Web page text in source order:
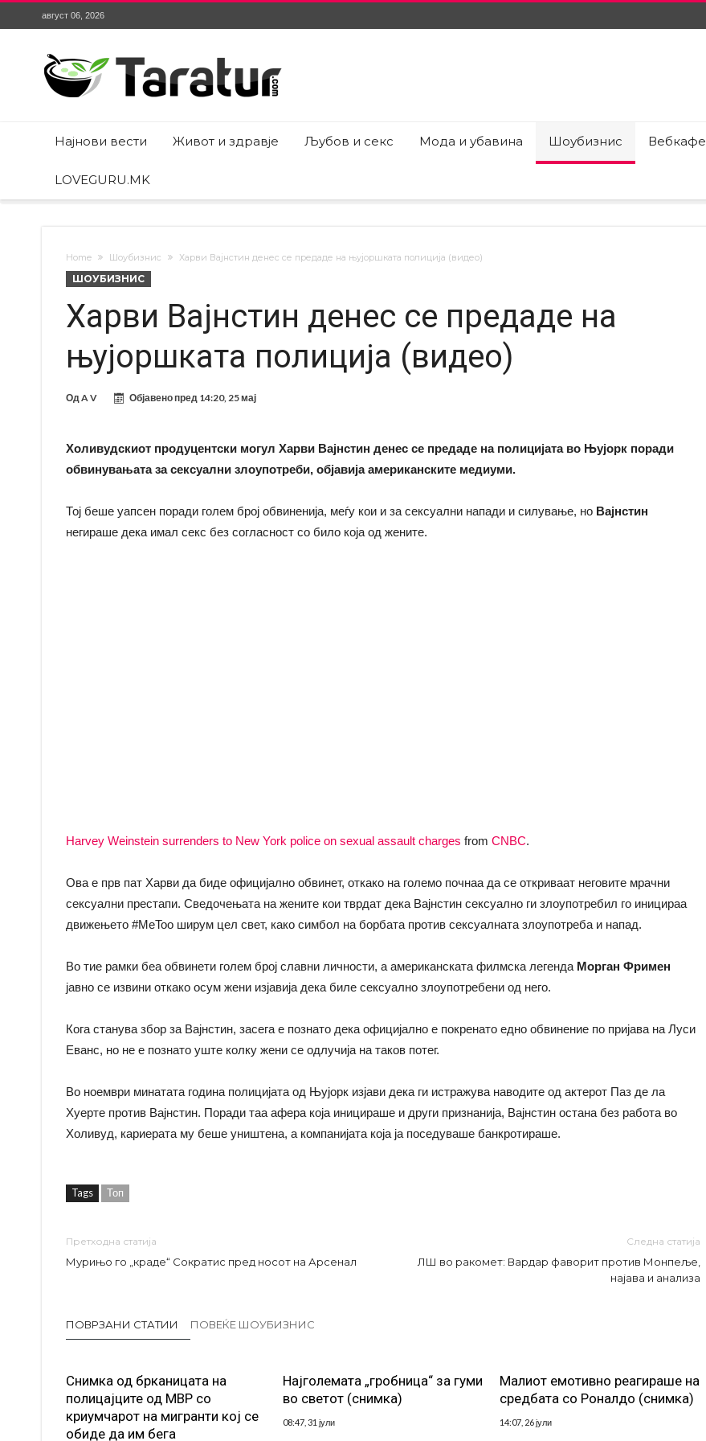
август 06, 2026
Најнови вести Живот и здравје Љубов и секс Мода и убавина Шоубизнис Вебкафе
LOVEGURU.MK
Home Шоубизнис Харви Вајнстин денес се предаде на њујоршката полиција (видео)
ШОУБИЗНИС
Харви Вајнстин денес се предаде на
њујоршката полиција (видео)
ОдA V Објавено пред 14:20, 25 мај
Холивудскиот продуцентски могул Харви Вајнстин денес се предаде на полицијата во Њујорк поради
обвинувањата за сексуални злоупотреби, објавија американските медиуми.
Тој беше уапсен поради голем број обвиненија, меѓу кои и за сексуални напади и силување, но Вајнстин
негираше дека имал секс без согласност со било која од жените.
Harvey Weinstein surrenders to New York police on sexual assault charges from CNBC.
Ова е прв пат Харви да биде официјално обвинет, откако на големо почнаа да се откриваат неговите мрачни
сексуални престапи. Сведочењата на жените кои тврдат дека Вајнстин сексуално ги злоупотребил го иницираа
движењето #MeToo ширум цел свет, како симбол на борбата против сексуалната злоупотреба и напад.
Во тие рамки беа обвинети голем број славни личности, а американската филмска легенда Морган Фримен
јавно се извини откако осум жени изјавија дека биле сексуално злоупотребени од него.
Кога станува збор за Вајнстин, засега е познато дека официјално е покренато едно обвинение по пријава на Луси
Еванс, но не е познато уште колку жени се одлучија на таков потег.
Во ноември минатата година полицијата од Њујорк изјави дека ги истражува наводите од актерот Паз де ла
Хуерте против Вајнстин. Поради таа афера која иницираше и други признанија, Вајнстин остана без работа во
Холивуд, кариерата му беше уништена, а компанијата која ја поседуваше банкротираше.
Tags Топ
Претходна статија
Мурињо го „краде“ Сократис пред носот на Арсенал
Следна статија
ЛШ во ракомет: Вардар фаворит против Монпеље,
најава и анализа
ПОВРЗАНИ СТАТИИ ПОВЕЌЕ ШОУБИЗНИС
Снимка од брканицата на
полицајците од МВР со
криумчарот на мигранти кој се
обиде да им бега
Најголемата „гробница“ за гуми
во светот (снимка)
08:47, 31 јули
Малиот емотивно реагираше на
средбата со Роналдо (снимка)
14:07, 26 јули